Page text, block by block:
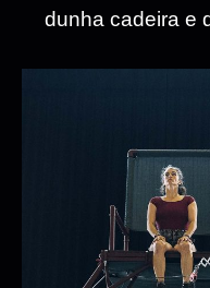
dunha cadeira e